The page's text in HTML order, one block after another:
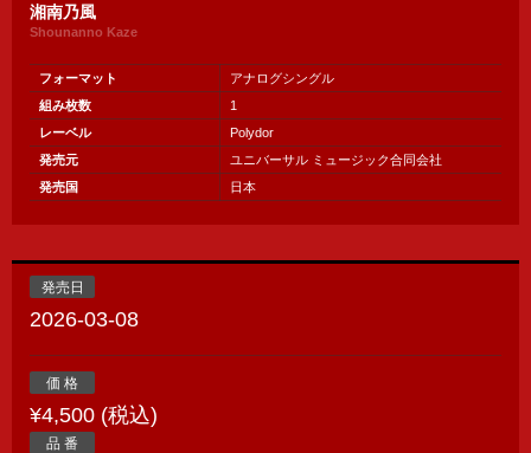
湘南乃風
Shounanno Kaze
フォーマット
アナログシングル
組み枚数
1
レーベル
Polydor
発売元
ユニバーサル ミュージック合同会社
発売国
日本
発売日
2026-03-08
価 格
¥4,500 (税込)
品 番